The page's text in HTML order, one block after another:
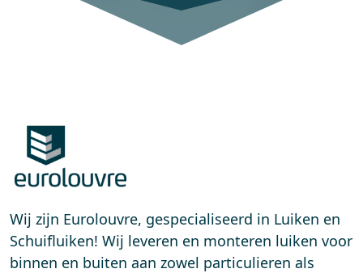
Wij zijn Eurolouvre, gespecialiseerd in Luiken en
Schuifluiken! Wij leveren en monteren luiken voor
binnen en buiten aan zowel particulieren als